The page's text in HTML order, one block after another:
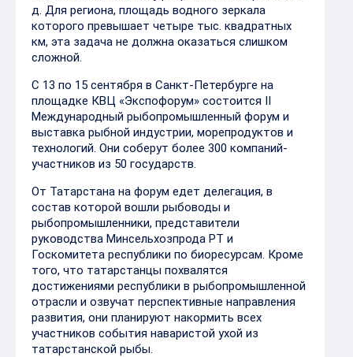
д. Для региона, площадь водного зеркала
которого превышает четыре тыс. квадратных
км, эта задача не должна оказаться слишком
сложной.
С 13 по 15 сентября в Санкт-Петербурге на
площадке КВЦ «Экспофорум» состоится II
Международный рыбопромышленный форум и
выставка рыбной индустрии, морепродуктов и
технологий. Они соберут более 300 компаний-
участников из 50 государств.
От Татарстана на форум едет делегация, в
состав которой вошли рыбоводы и
рыбопромышленники, представители
руководства Минсельхозпрода РТ и
Госкомитета республики по биоресурсам. Кроме
того, что татарстанцы похвалятся
достижениями республики в рыбопромышленной
отрасли и озвучат перспективные направления
развития, они планируют накормить всех
участников события наваристой ухой из
татарстанской рыбы.